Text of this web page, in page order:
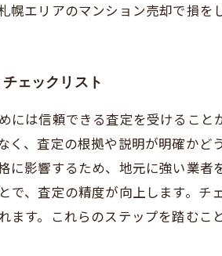
エリアのマンション売却で損を
ェックリスト
は信頼できる査定を受けるこ
、査定の根拠や説明が明確か
影響するため、地元に強い業者
で、査定の精度が向上します。
す。これらのステップを踏むこ